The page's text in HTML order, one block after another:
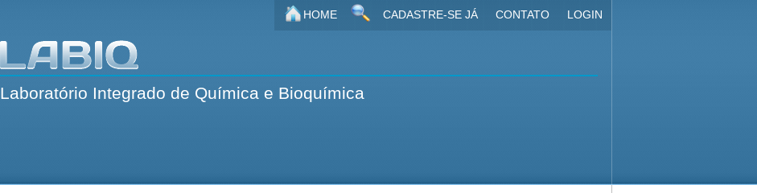
HOME CADASTRE-SE JÁ CONTATO LOGIN
Laboratório Integrado de Química e Bioquímica